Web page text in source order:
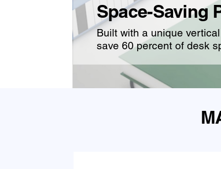
Space-Saving
Built with a unique
save 60 percent of desk